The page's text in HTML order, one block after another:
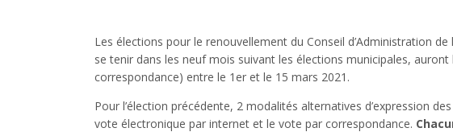
Les élections pour le renouvellement du Conseil d’Administration
se tenir dans les neuf mois suivant les élections municipales,
correspondance) entre le 1er et le 15 mars 2021.
Pour l’élection précédente, 2 modalités alternatives d’expression
vote électronique par internet et le vote par correspondance.